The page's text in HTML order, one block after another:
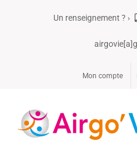
Un renseignement ? ›
Mon compte